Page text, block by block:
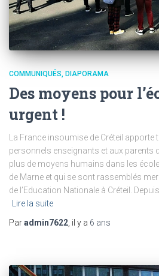
COMMUNIQUÉS DIAPORAMA
Des moyens pour
urgent !
La France insoumise de Créteil
personnels enseignants et aux parents
plus de moyens humains dans les
de Marne et qui se sont rassemblés
de l’Education Nationale à Créteil.
Lire la suite
Paradmin7622, il y a 6 ans